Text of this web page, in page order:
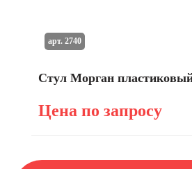
Стул Морган
Цена по запросу
арт. 2740